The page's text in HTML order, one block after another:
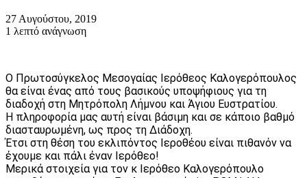
27 Αυγούστου, 2019
1 λεπτό ανάγνωση
Ο Πρωτοσύγκελος Μεσογαίας Ιερόθεος Καλογερόπουλος
θα είναι ένας από τους βασικούς υποψήφιους για τη
διαδοχή στη Μητρόπολη Λήμνου και Άγιου Ευστρατίου.
Η πληροφορία μας αυτή είναι βάσιμη και σε κάποιο βαθμό
διασταυρωμένη, ως προς τη Διάδοχη.
Έτσι στη θέση του εκλιπόντος Ιεροθέου είναι πιθανόν να
έχουμε και πάλι έναν Ιερόθεο!
Μερικά στοιχεία για τον κ Ιερόθεο Καλογερόπουλο